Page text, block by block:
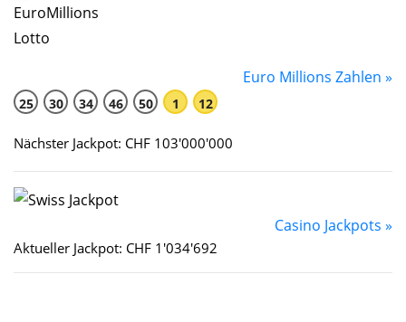
Euro Millions Zahlen »
25 30 34 46 50 1 12
Nächster Jackpot: CHF 103'000'000
Casino Jackpots »
Aktueller Jackpot: CHF 1'034'692